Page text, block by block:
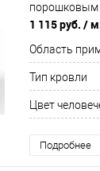
порошковым
RAL 9003
1 115 руб. /
Область
Тип кровли
Цвет
Подробнее